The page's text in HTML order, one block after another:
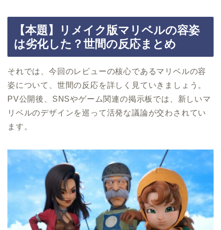
【本題】リメイク版マリベルの容姿
は劣化した？世間の反応まとめ
それでは、今回のレビューの核心であるマリベルの容
姿について、世間の反応を詳しく見ていきましょう。
PV公開後、SNSやゲーム関連の掲示板では、新しいマ
リベルのデザインを巡って活発な議論が交わされてい
ます。